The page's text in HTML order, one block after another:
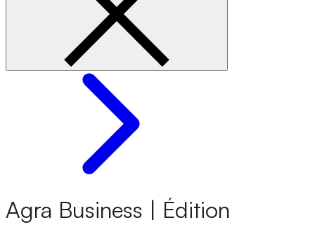
Agra Business | Édition